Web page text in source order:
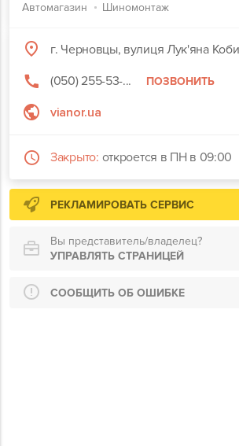
Автомагазин Шиномонтаж
г. Черновцы, вулиця Лук'яна
(050) 255-53-...
ПОЗВОНИТЬ
vianor.ua
Закрыто: откроется в ПН в 09:00
РЕКЛАМИРОВАТЬ СЕРВИС
Вы представитель/владелец?
УПРАВЛЯТЬ СТРАНИЦЕЙ
СООБЩИТЬ ОБ ОШИБКЕ